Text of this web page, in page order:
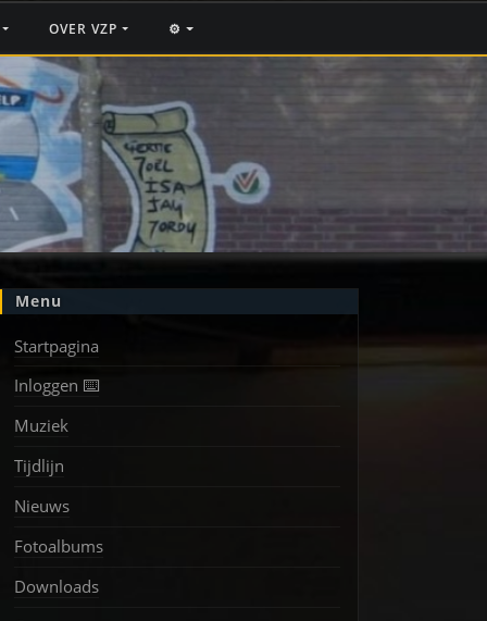
OVER VZP ⚙️
Menu
Startpagina
Inloggen ⌨️
Muziek
Tijdlijn
Nieuws
Fotoalbums
Downloads